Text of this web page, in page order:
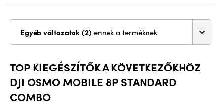
Egyéb változatok (2) ennek a terméknek
TOP KIEGÉSZÍTŐK A KÖVETKEZŐKHÖZ
DJI OSMO MOBILE 8P STANDARD
COMBO